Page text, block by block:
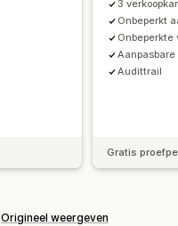
3
Onbeperkt
Onbeperkte
Audittrail
Gratis
Origineel weergeven